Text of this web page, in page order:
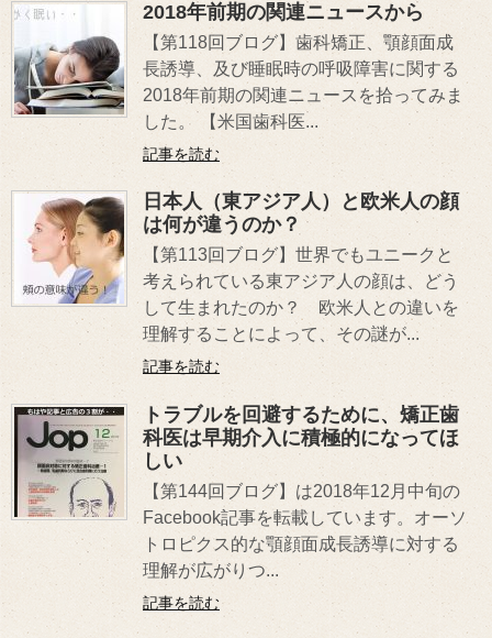
2018年前期の関連ニュースから
【第118回ブログ】歯科矯正、顎顔面成
長誘導、及び睡眠時の呼吸障害に関する
2018年前期の関連ニュースを拾ってみま
した。 【米国歯科医...
記事を読む
日本人（東アジア人）と欧米人の顔
は何が違うのか？
【第113回ブログ】世界でもユニークと
考えられている東アジア人の顔は、どう
して生まれたのか？ 欧米人との違いを
理解することによって、その謎が...
記事を読む
トラブルを回避するために、矯正歯
科医は早期介入に積極的になってほ
しい
【第144回ブログ】は2018年12月中旬の
Facebook記事を転載しています。オーソ
トロピクス的な顎顔面成長誘導に対する
理解が広がりつ...
記事を読む